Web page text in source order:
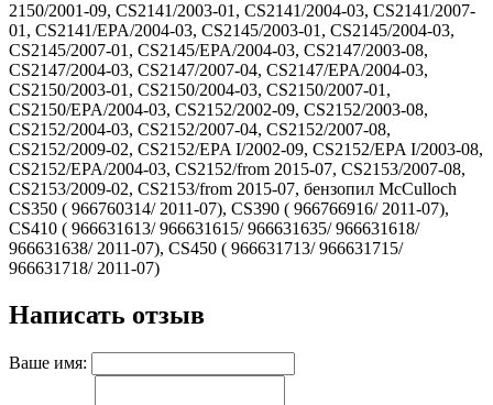
2150/2001-09, CS2141/2003-01, CS2141/2004-03, CS2141/2007-
01, CS2141/EPA/2004-03, CS2145/2003-01, CS2145/2004-03,
CS2145/2007-01, CS2145/EPA/2004-03, CS2147/2003-08,
CS2147/2004-03, CS2147/2007-04, CS2147/EPA/2004-03,
CS2150/2003-01, CS2150/2004-03, CS2150/2007-01,
CS2150/EPA/2004-03, CS2152/2002-09, CS2152/2003-08,
CS2152/2004-03, CS2152/2007-04, CS2152/2007-08,
CS2152/2009-02, CS2152/EPA I/2002-09, CS2152/EPA I/2003-08,
CS2152/EPA/2004-03, CS2152/from 2015-07, CS2153/2007-08,
CS2153/2009-02, CS2153/from 2015-07, бензопил McCulloch
CS350 ( 966760314/ 2011-07), CS390 ( 966766916/ 2011-07),
CS410 ( 966631613/ 966631615/ 966631635/ 966631618/
966631638/ 2011-07), CS450 ( 966631713/ 966631715/
966631718/ 2011-07)
Написать отзыв
Ваше имя: